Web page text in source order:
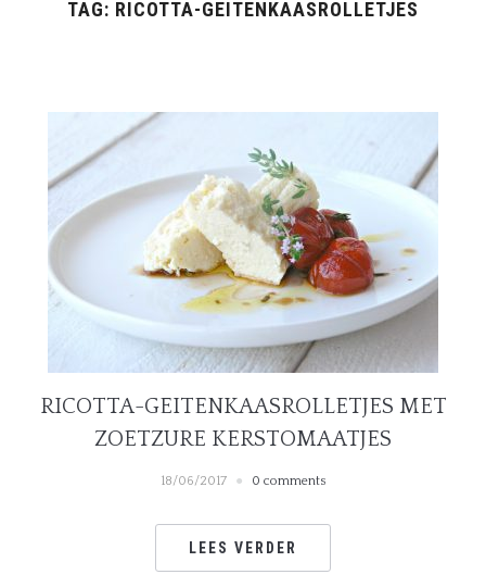
TAG: RICOTTA-GEITENKAASROLLETJES
RICOTTA-GEITENKAASROLLETJES MET
ZOETZURE KERSTOMAATJES
18/06/2017 0 comments
LEES VERDER